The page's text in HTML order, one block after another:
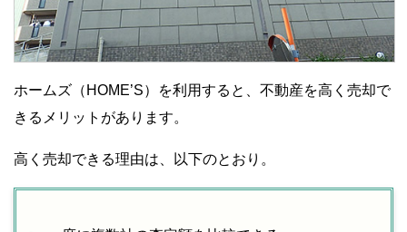
ホームズ（HOME’S）を利用すると、不動産を高く売却で
きるメリットがあります。
高く売却できる理由は、以下のとおり。